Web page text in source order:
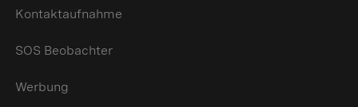
Kontaktaufnahme
SOS Beobachter
Werbung